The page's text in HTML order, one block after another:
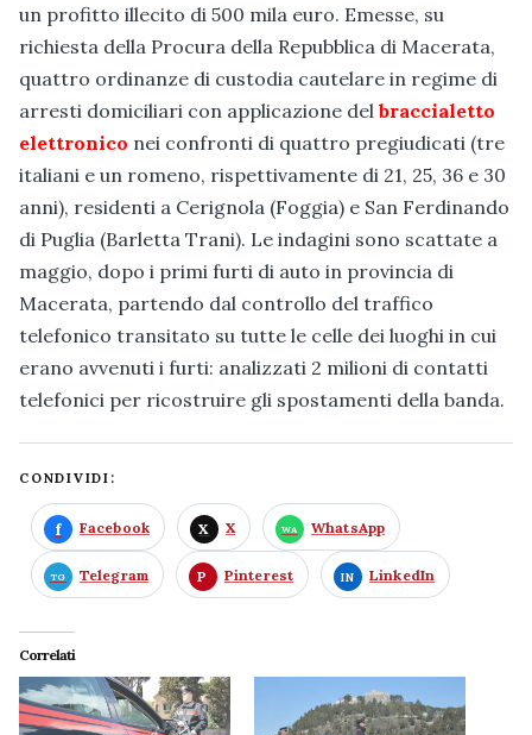
un profitto illecito di 500 mila euro. Emesse, su
richiesta della Procura della Repubblica di Macerata,
quattro ordinanze di custodia cautelare in regime di
arresti domiciliari con applicazione del braccialetto
elettronico nei confronti di quattro pregiudicati (tre
italiani e un romeno, rispettivamente di 21, 25, 36 e 30
anni), residenti a Cerignola (Foggia) e San Ferdinando
di Puglia (Barletta Trani). Le indagini sono scattate a
maggio, dopo i primi furti di auto in provincia di
Macerata, partendo dal controllo del traffico
telefonico transitato su tutte le celle dei luoghi in cui
erano avvenuti i furti: analizzati 2 milioni di contatti
telefonici per ricostruire gli spostamenti della banda.
CONDIVIDI:
Facebook X WhatsApp
Telegram Pinterest LinkedIn
Correlati